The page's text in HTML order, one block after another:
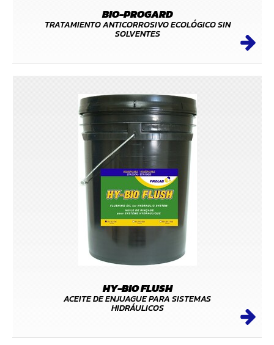
BIO-PROGARD
TRATAMIENTO ANTICORROSIVO ECOLÓGICO SIN
SOLVENTES
HY-BIO FLUSH
ACEITE DE ENJUAGUE PARA SISTEMAS
HIDRÁULICOS